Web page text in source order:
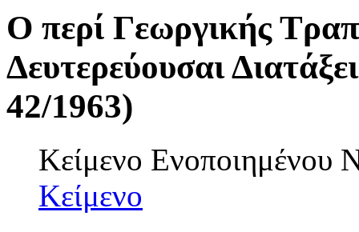
Ο περί Γεωργικής
Δευτερεύουσαι
42/1963)
Κείμενο
Κείμενο